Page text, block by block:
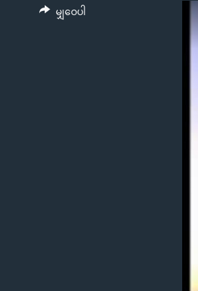
အစ္စရေး-ပါလက်စတိုင်း
အင်္ဂလိပ်စာလေ့လာမယ်
မျှဝေပါ